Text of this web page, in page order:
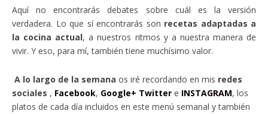
Aquí no encontrarás debates sobre cuál es la versión
verdadera. Lo que sí encontrarás son recetas adaptadas a
la cocina actual, a nuestros ritmos y a nuestra manera de
vivir. Y eso, para mí, también tiene muchísimo valor.
A lo largo de la semana os iré recordando en mis redes
sociales , Facebook, Google+ Twitter e INSTAGRAM, los
platos de cada día incluidos en este menú semanal y también